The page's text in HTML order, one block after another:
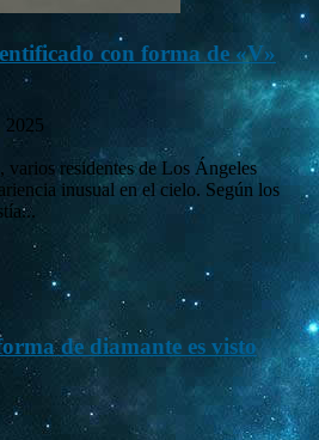
con forma de «V»
2025
varios residentes de Los Ángeles
inusual en el cielo. Según los
de diamante es visto